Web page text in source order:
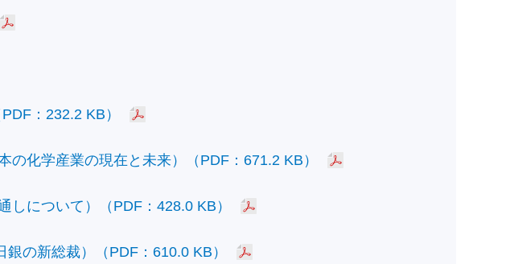
：232.2 KB）
化学産業の現在と未来）（PDF：671.2 KB）
しについて）（PDF：428.0 KB）
の新総裁）（PDF：610.0 KB）